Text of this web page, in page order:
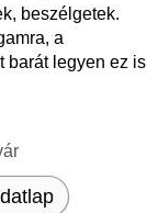
beszélgetek.
a
barát legyen ez is